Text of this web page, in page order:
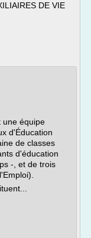
DE VIE
une équipe
d'Éducation
de classes
d'éducation
-, et de trois